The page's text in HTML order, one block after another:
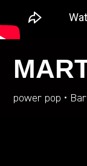
power pop •